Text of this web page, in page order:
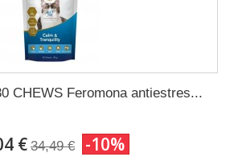
CHEWS Feromona antiestres...
€ 34,49 € -10%